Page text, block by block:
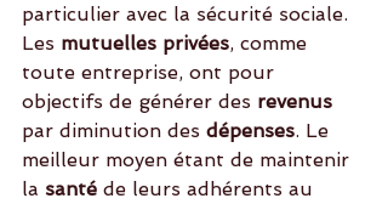
particulier avec la sécurité sociale.
Les mutuelles privées, comme
toute entreprise, ont pour
objectifs de générer des revenus
par diminution des dépenses. Le
meilleur moyen étant de maintenir
la santé de leurs adhérents au